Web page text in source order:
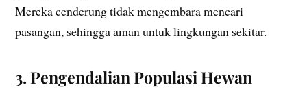
Mereka cenderung tidak mengembara mencari
pasangan, sehingga aman untuk lingkungan sekitar.
3. Pengendalian Populasi Hewan